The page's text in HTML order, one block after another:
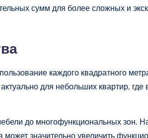
сумм для более сложных и
каждого квадратного
для небольших квартир, где
до многофункциональных зон.
значительно увеличить